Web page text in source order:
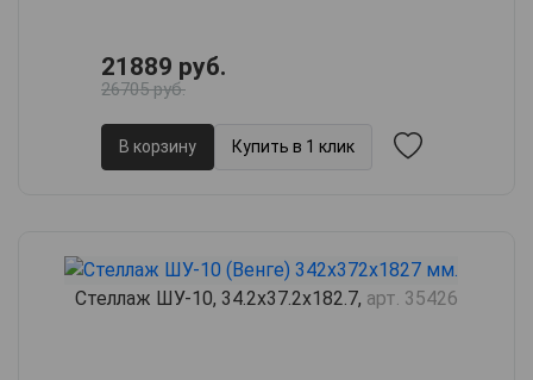
21889 руб.
26705 руб.
В корзину Купить в 1 клик
Стеллаж ШУ-10, 34.2х37.2х182.7, арт. 35426